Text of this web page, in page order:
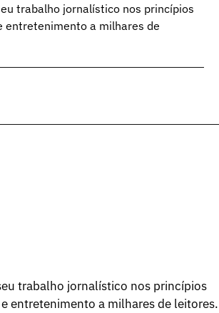
trabalho jornalístico nos princípios
entretenimento a milhares de
trabalho jornalístico nos princípios
entretenimento a milhares de leitores.